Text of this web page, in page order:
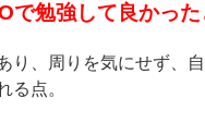
勉強して良かった
り、周りを気にせず、
る点。